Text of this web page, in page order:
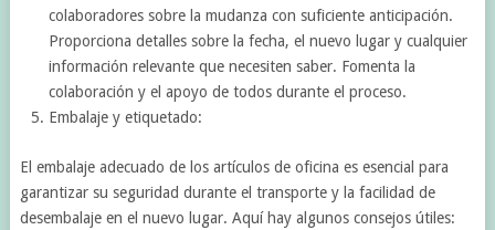
colaboradores sobre la mudanza con suficiente anticipación.
Proporciona detalles sobre la fecha, el nuevo lugar y cualquier
información relevante que necesiten saber. Fomenta la
colaboración y el apoyo de todos durante el proceso.
Embalaje y etiquetado:
El embalaje adecuado de los artículos de oficina es esencial para
garantizar su seguridad durante el transporte y la facilidad de
desembalaje en el nuevo lugar. Aquí hay algunos consejos útiles: